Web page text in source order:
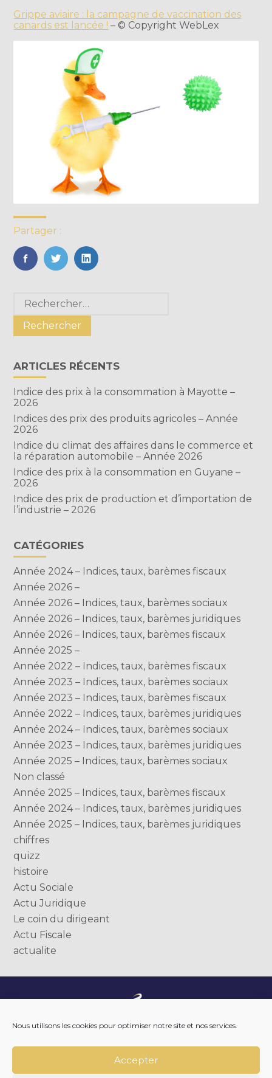
Nous utilisons les cookies pour optimiser notre site et nos services.
Accepter
Grippe aviaire : la campagne de vaccination des
canards est lancée ! – © Copyright WebLex
Partager :
FaceBook
TwitterLinkedIn
Blog
sidebar
Rechercher :
ARTICLES RÉCENTS
Indice des prix à la consommation à Mayotte –
2026
Indices des prix des produits agricoles – Année
2026
Indice du climat des affaires dans le commerce et
la réparation automobile – Année 2026
Indice des prix à la consommation en Guyane –
2026
Indice des prix de production et d’importation de
l’industrie – 2026
CATÉGORIES
Année 2024 – Indices, taux, barèmes fiscaux
Année 2026 –
Année 2026 – Indices, taux, barèmes sociaux
Année 2026 – Indices, taux, barèmes juridiques
Année 2026 – Indices, taux, barèmes fiscaux
Année 2025 –
Année 2022 – Indices, taux, barèmes fiscaux
Année 2023 – Indices, taux, barèmes sociaux
Année 2023 – Indices, taux, barèmes fiscaux
Année 2022 – Indices, taux, barèmes juridiques
Année 2024 – Indices, taux, barèmes sociaux
Année 2023 – Indices, taux, barèmes juridiques
Année 2025 – Indices, taux, barèmes sociaux
Non classé
Année 2025 – Indices, taux, barèmes fiscaux
Année 2024 – Indices, taux, barèmes juridiques
Année 2025 – Indices, taux, barèmes juridiques
chiffres
quizz
histoire
Actu Sociale
Actu Juridique
Le coin du dirigeant
Actu Fiscale
actualite
Principale
NOS OUTILS DIGITAUX
NOTRE ACTUALITÉ
NOUS REJOINDRE
NOUS CONTACTER